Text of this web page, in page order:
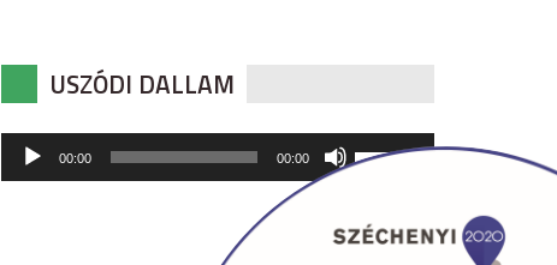
USZÓDI DALLAM
Audió
lejátszó
00:00 00:00
hangerő
csökkentéséhez